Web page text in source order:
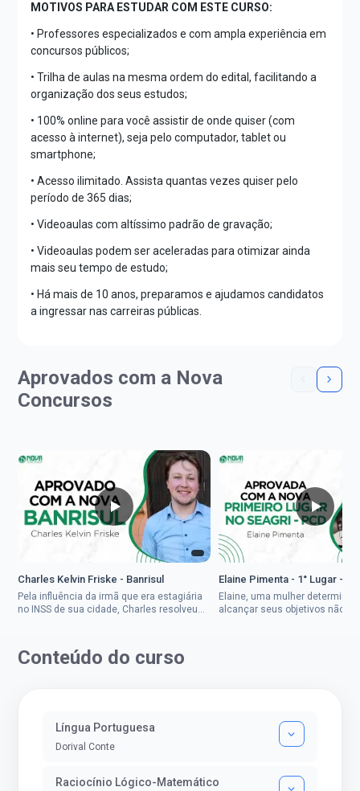
MOTIVOS PARA ESTUDAR COM ESTE CURSO:
• Professores especializados e com ampla experiência em
concursos públicos;
• Trilha de aulas na mesma ordem do edital, facilitando a
organização dos seus estudos;
• 100% online para você assistir de onde quiser (com
acesso à internet), seja pelo computador, tablet ou
smartphone;
• Acesso ilimitado. Assista quantas vezes quiser pelo
período de 365 dias;
• Videoaulas com altíssimo padrão de gravação;
• Videoaulas podem ser aceleradas para otimizar ainda
mais seu tempo de estudo;
• Há mais de 10 anos, preparamos e ajudamos candidatos
a ingressar nas carreiras públicas.
Aprovados com a Nova
Concursos
Charles Kelvin Friske - Banrisul
Pela influência da irmã que era estagiária
no INSS de sua cidade, Charles resolveu
Elaine Pimenta - 1° Lugar -
Elaine, uma mulher
alcançar seus objetivos não
Conteúdo do curso
Língua Portuguesa
Dorival Conte
Raciocínio Lógico-Matemático